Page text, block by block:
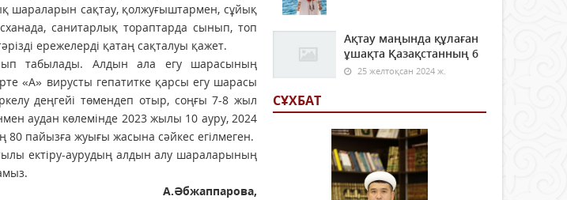
шараларын сақтау, қолжуғыштармен, сұйық
санитарлық тораптарда сынып, топ
ережелерді қатаң сақталуы қажет.
табылады. Алдын ала егу шарасының
«А» вирусты гепатитке қарсы егу шарасы
деңгейі төмендеп отыр, соңғы 7-8 жыл
аудан көлемінде 2023 жылы 10 ауру, 2024
80 пайызға жуығы жасына сәйкес егілмеген.
ектіру-аурудың алдын алу шараларының
А.Әбжаппарова,
Ақтау маңында құлаған
ұшақта Қазақстанның 6
25 желтоқсан 2024 ж.
СҰХБАТ